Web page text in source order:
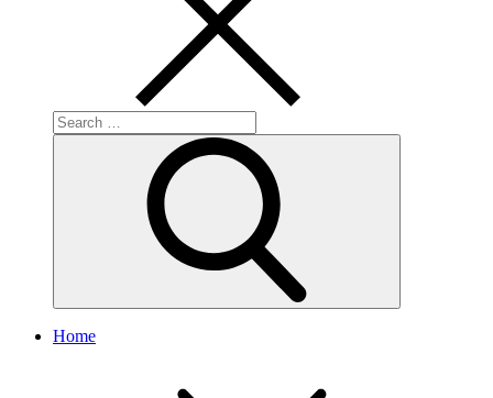
Search
for:
Home